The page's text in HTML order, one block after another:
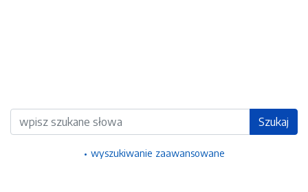
Wyszukiwarka Szukaj
wyszukiwanie zaawansowane